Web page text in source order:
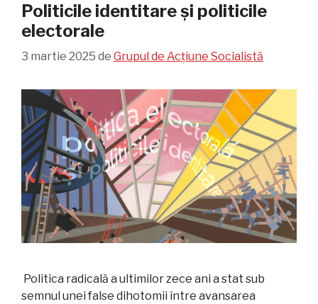
Politicile identitare și politicile
electorale
3 martie 2025 de Grupul de Acțiune Socialistă
​ Politica radicală a ultimilor zece ani a stat sub
semnul unei false dihotomii între avansarea